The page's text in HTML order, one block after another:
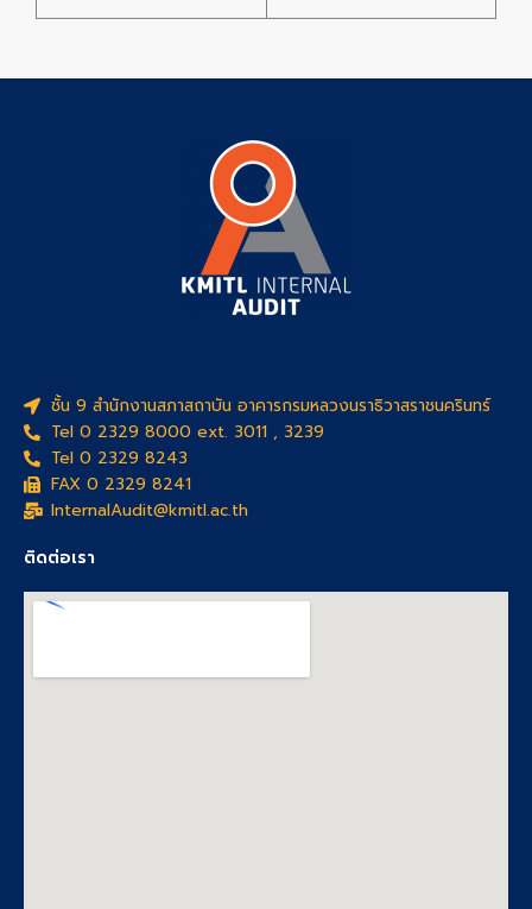
ชั้น 9 สำนักงานสภาสถาบัน อาคารกรมหลวงนราธิวาสราชนครินทร์
Tel 0 2329 8000 ext. 3011 , 3239
Tel 0 2329 8243
FAX 0 2329 8241
InternalAudit@kmitl.ac.th
ติดต่อเรา